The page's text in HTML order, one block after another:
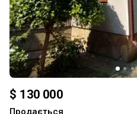
$ 130 000
Продається